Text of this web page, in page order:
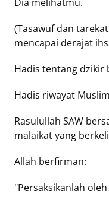
(Tasawuf dan
mencapai derajat
Hadis tentang dzikir
Hadis riwayat
Rasulullah SAW
malaikat yang
Allah berfirman:
"Persaksikanlah